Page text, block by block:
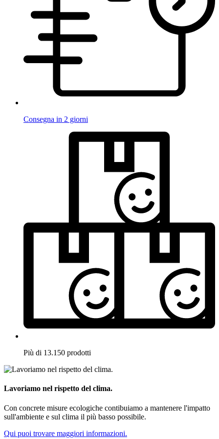
Consegna in 2 giorni
Più di 13.150 prodotti
Lavoriamo nel rispetto del clima.
Con concrete misure ecologiche contibuiamo a mantenere l'impatto
sull'ambiente e sul clima il più basso possibile.
Qui puoi trovare maggiori informazioni.